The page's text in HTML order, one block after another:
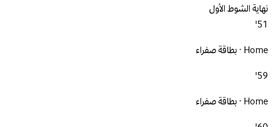
نهاية الشوط الأول
51'
Home · بطاقة صفراء
59'
Home · بطاقة صفراء